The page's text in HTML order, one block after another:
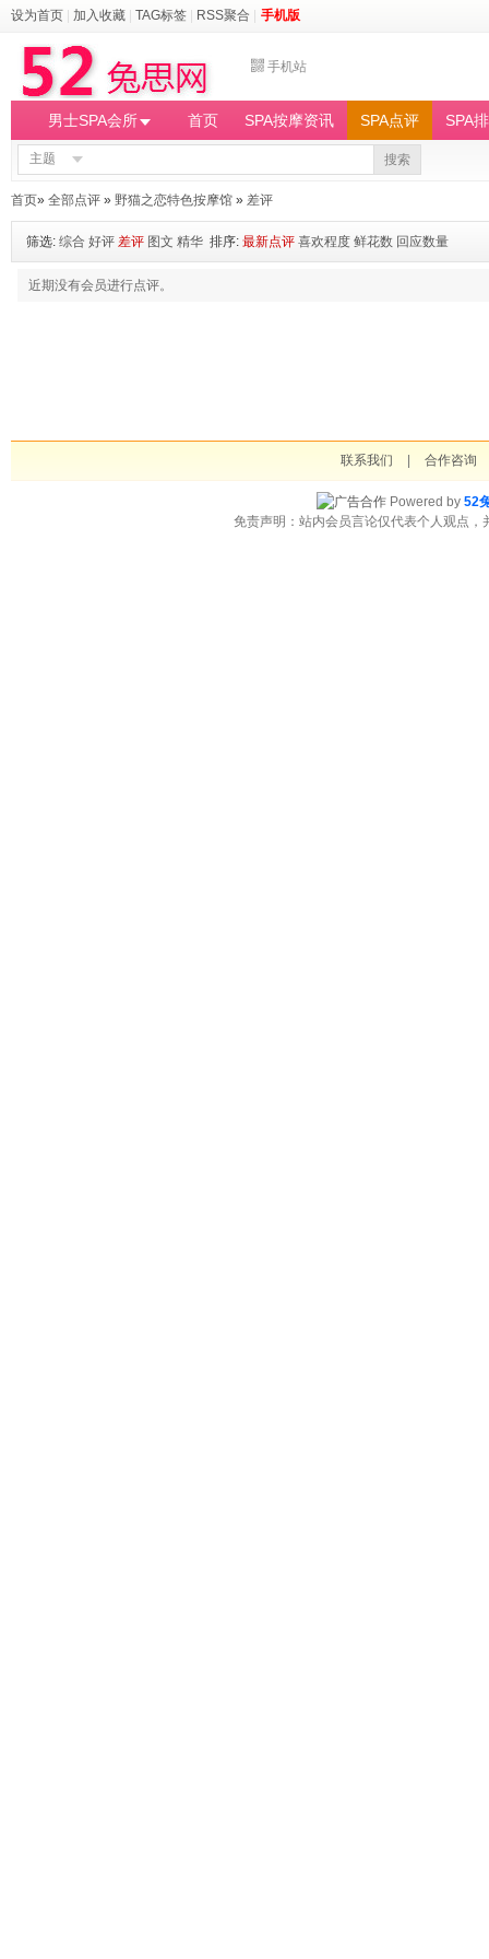
设为首页 加入收藏 TAG标签 RSS聚合 手机版
手机站
男士SPA会所 首页 SPA按摩资讯 SPA点评 SPA
主题 搜索
首页» 全部点评 » 野猫之恋特色按摩馆 » 差评
筛选: 综合 好评 差评 图文 精华 排序: 最新点评 喜欢程度 鲜花数 回应数量
近期没有会员进行点评。
联系我们 合作咨询
Powered by 52
免责声明：站内会员言论仅代表个人观点